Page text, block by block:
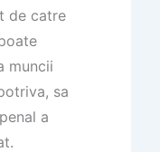
de catre
muncii
sa
a